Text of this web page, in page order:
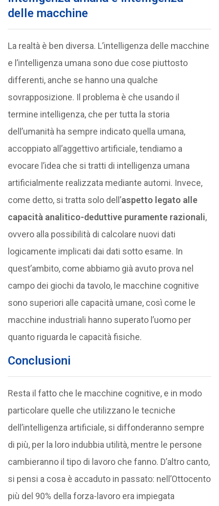
delle macchine
La realtà è ben diversa. L’intelligenza delle macchine
e l’intelligenza umana sono due cose piuttosto
differenti, anche se hanno una qualche
sovrapposizione. Il problema è che usando il
termine intelligenza, che per tutta la storia
dell’umanità ha sempre indicato quella umana,
accoppiato all’aggettivo artificiale, tendiamo a
evocare l’idea che si tratti di intelligenza umana
artificialmente realizzata mediante automi. Invece,
come detto, si tratta solo dell’aspetto legato alle
capacità analitico-deduttive puramente razionali,
ovvero alla possibilità di calcolare nuovi dati
logicamente implicati dai dati sotto esame. In
quest’ambito, come abbiamo già avuto prova nel
campo dei giochi da tavolo, le macchine cognitive
sono superiori alle capacità umane, così come le
macchine industriali hanno superato l’uomo per
quanto riguarda le capacità fisiche.
Conclusioni
Resta il fatto che le macchine cognitive, e in modo
particolare quelle che utilizzano le tecniche
dell’intelligenza artificiale, si diffonderanno sempre
di più, per la loro indubbia utilità, mentre le persone
cambieranno il tipo di lavoro che fanno. D’altro canto,
si pensi a cosa è accaduto in passato: nell’Ottocento
più del 90% della forza-lavoro era impiegata